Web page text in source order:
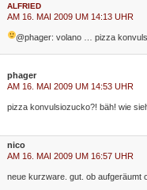
ALFRIED
AM 16. MAI 2009 UM 14:13 UHR
@phager: volano … pizza
phager
AM 16. MAI 2009 UM 14:53 UHR
pizza konvulsiozucko?! bäh! wie
nico
AM 16. MAI 2009 UM 16:57 UHR
neue kurzware. gut. ob